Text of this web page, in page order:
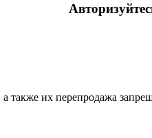
также их перепродажа